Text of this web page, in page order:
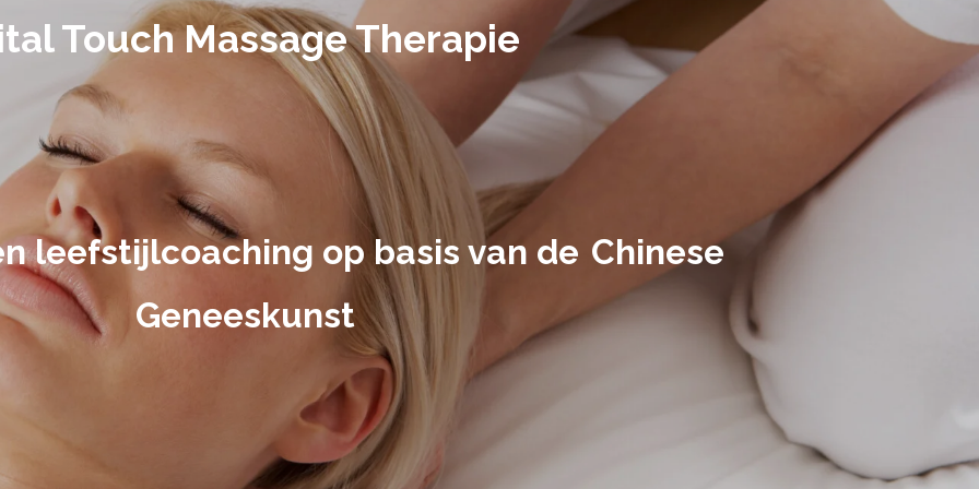
Touch Massage Therapie
leefstijlcoaching op basis van de Chinese
Geneeskunst